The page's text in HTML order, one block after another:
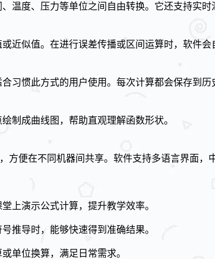
温度、压力等单位之间自由转换。它还支持实时
近似值。在进行误差传播或区间运算时，软件会
习惯此方式的用户使用。每次计算都会保存到历
制成曲线图，帮助直观理解函数形状。
便在不同机器间共享。软件支持多语言界面，
上演示公式计算，提升教学效率。
推导时，能够快速得到准确结果。
单位换算，满足日常需求。